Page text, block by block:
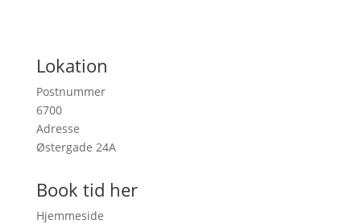
Lokation
Postnummer
6700
Adresse
Østergade 24A
Book tid her
Hjemmeside